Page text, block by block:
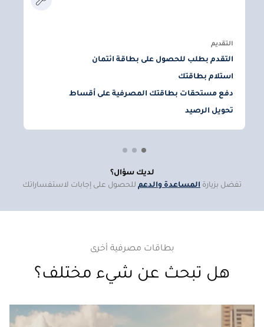
التقديم
التقدم بطلب للحصول على بطاقة ائتمان
استلام بطاقتك
دفع مستحقات بطاقتك المصرفية على أقساط
تحويل الرصيد
لديك سؤال؟
تفضل بزيارة المساعدة والدعم للحصول على إجابات لاستفساراتك
بطاقات مصرفية أخرى
هل تبحث عن شيء مختلف؟